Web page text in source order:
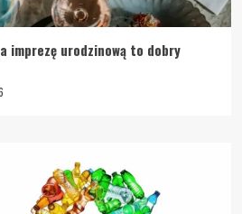
imprezę urodzinową to dobry